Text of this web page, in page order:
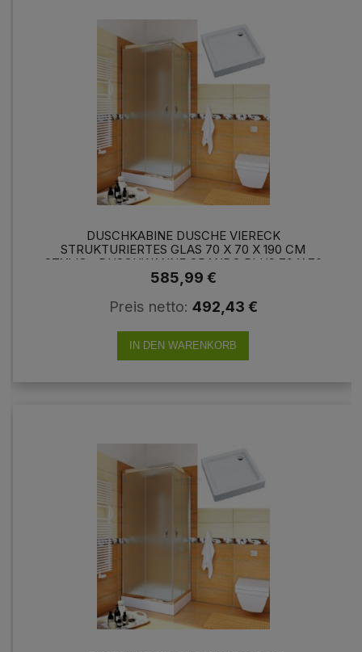
DUSCHKABINE DUSCHE VIERECK
STRUKTURIERTES GLAS 70 X 70 X 190 CM
STYLIO+ DUSCHWANNE GRANDO PLUS 70 X 70
CM
585,99 €
Preis netto: 492,43 €
IN DEN WARENKORB